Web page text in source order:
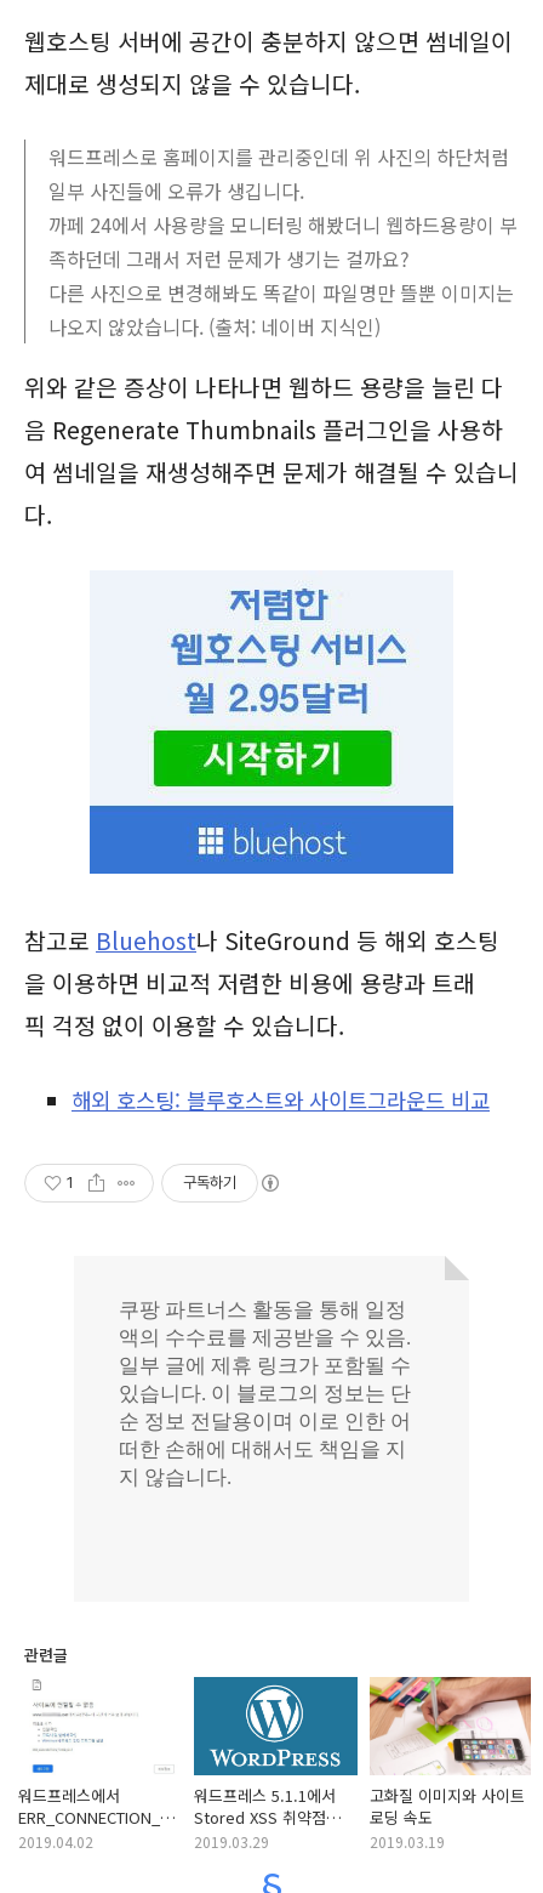
웹호스팅 서버에 공간이 충분하지 않으면 썸네일이
제대로 생성되지 않을 수 있습니다.
워드프레스로 홈페이지를 관리중인데 위 사진의 하단처럼
일부 사진들에 오류가 생깁니다.
까페 24에서 사용량을 모니터링 해봤더니 웹하드용량이 부
족하던데 그래서 저런 문제가 생기는 걸까요?
다른 사진으로 변경해봐도 똑같이 파일명만 뜰뿐 이미지는
나오지 않았습니다. (출처: 네이버 지식인)
위와 같은 증상이 나타나면 웹하드 용량을 늘린 다
음 Regenerate Thumbnails 플러그인을 사용하
여 썸네일을 재생성해주면 문제가 해결될 수 있습니
다.
참고로 Bluehost나 SiteGround 등 해외 호스팅
을 이용하면 비교적 저렴한 비용에 용량과 트래
픽 걱정 없이 이용할 수 있습니다.
해외 호스팅: 블루호스트와 사이트그라운드 비교
1 구독하기
관련글
워드프레스에서
ERR_CONNECTION_TIMED_OUT
오류가 발생하는 경우
2019.04.02
워드프레스 5.1.1에서
Stored XSS 취약점
패치 - 반드시
2019.03.29
고화질 이미지와 사이트
로딩 속도
2019.03.19